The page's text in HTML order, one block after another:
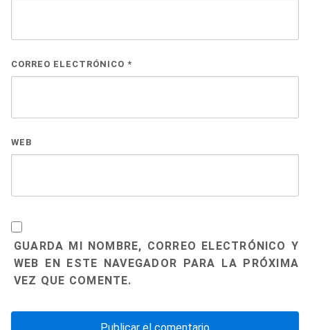
CORREO ELECTRÓNICO *
WEB
GUARDA MI NOMBRE, CORREO ELECTRÓNICO Y
WEB EN ESTE NAVEGADOR PARA LA PRÓXIMA
VEZ QUE COMENTE.